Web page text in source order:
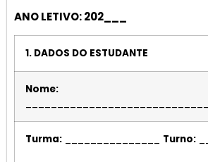
ANO LETIVO: 202___
1. DADOS DO ESTUDANTE
Nome:
Turma: Turno: